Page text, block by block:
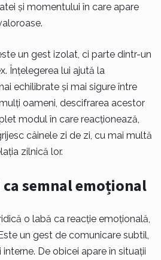
și momentului în care apare
un gest izolat, ci parte dintr-un
Înțelegerea lui ajută la
echilibrate și mai sigure între
oameni, descifrarea acestor
modul în care reacționează,
câinele zi de zi, cu mai multă
zilnică lor.
semnal emoțional
o labă ca reacție emoțională,
un gest de comunicare subtil,
De obicei apare în situații